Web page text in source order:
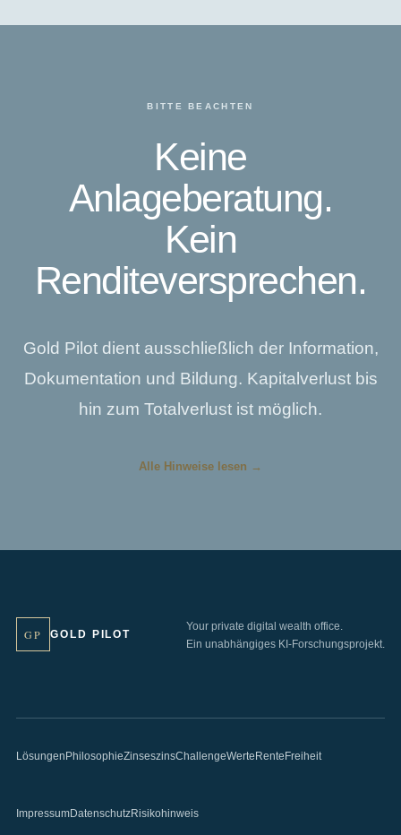
BITTE BEACHTEN
Keine
Anlageberatung.
Kein
Renditeversprechen.
Gold Pilot dient ausschließlich der Information,
Dokumentation und Bildung. Kapitalverlust bis
hin zum Totalverlust ist möglich.
Alle Hinweise lesen →
GP GOLD PILOT
Your private digital wealth office.
Ein unabhängiges KI-Forschungsprojekt.
Lösungen PhilosophieZinseszinsChallengeWerte Rente Freiheit
ImpressumDatenschutzRisikohinweis